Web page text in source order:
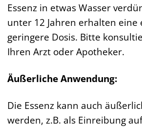
Essenz in etwas Wasser
unter 12 Jahren erhalten eine
geringere Dosis. Bitte
Ihren Arzt oder Apotheker.
Äußerliche Anwendung:
Die Essenz kann auch
werden, z.B. als Einreibung